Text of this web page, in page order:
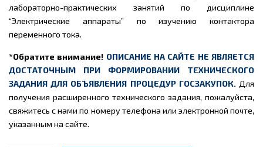
лабораторно-практических занятий по дисциплине
“Электрические аппараты” по изучению контактора
переменного тока.
*Обратите внимание! ОПИСАНИЕ НА САЙТЕ НЕ ЯВЛЯЕТСЯ
ДОСТАТОЧНЫМ ПРИ ФОРМИРОВАНИИ ТЕХНИЧЕСКОГО
ЗАДАНИЯ ДЛЯ ОБЪЯВЛЕНИЯ ПРОЦЕДУР ГОСЗАКУПОК. Для
получения расширенного технического задания, пожалуйста,
свяжитесь с нами по номеру телефона или электронной почте,
указанным на сайте.